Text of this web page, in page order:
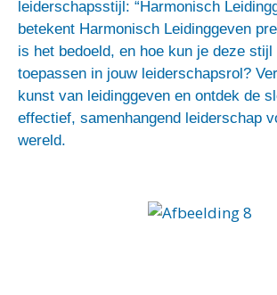
leiderschapsstijl: “Harmonisch
betekent Harmonisch Leidinggeven
is het bedoeld, en hoe kun je deze
toepassen in jouw leiderschapsrol?
kunst van leidinggeven en ontdek de
effectief, samenhangend leiderschap
wereld.